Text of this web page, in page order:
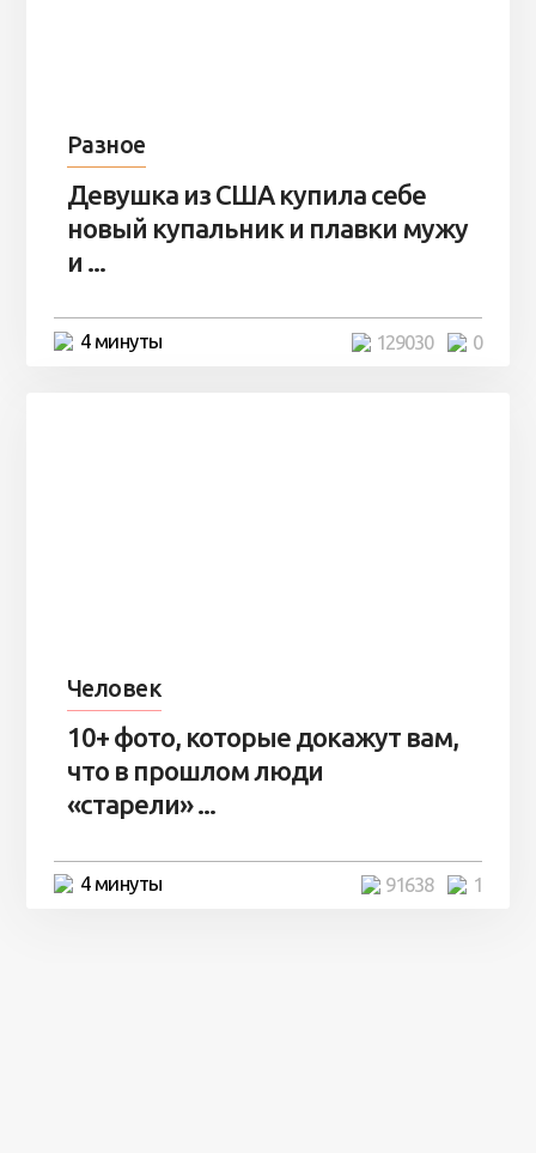
Разное
Девушка из США купила себе
новый купальник и плавки мужу
и ...
4 минуты 0
129030
Человек
10+ фото, которые докажут вам,
что в прошлом люди
«старели» ...
4 минуты 1
91638